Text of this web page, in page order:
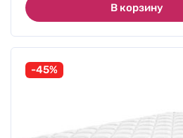
В корзину
-45%